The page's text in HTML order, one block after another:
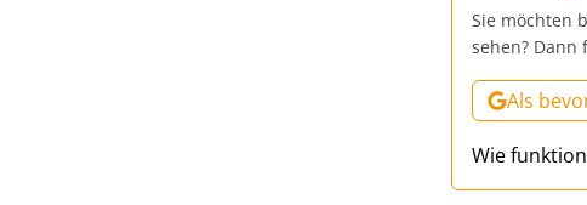
Sie möchten
sehen?
Als
Wie